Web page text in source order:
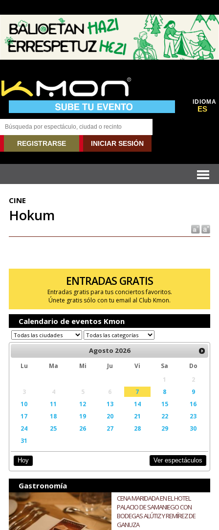
IDIOMA
ES
REGISTRARSE INICIAR SESIÓN
CINE
Hokum
ENTRADAS GRATIS
Entradas gratis para tus conciertos favoritos.
Únete gratis sólo con tu email al Club Kmon.
Calendario de eventos Kmon
Agosto 2026
Lu Ma Mi Ju Vi Sa
Do
1
2
3
4 5 6 7 8
9
10
11 12 13 14 15
16
17
18 19 20 21 22
23
24
25 26 27 28 29
30
31
Hoy Ver espectáculos
Gastronomía
CENA MARIDADA EN EL HOTEL
PALACIO DE SAMANIEGO CON
BODEGAS ALÚTIZ Y REMÍREZ DE
GANUZA